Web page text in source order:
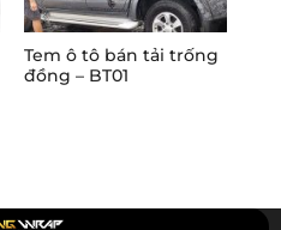
Tem ô tô bán tải trống
đồng – BT01